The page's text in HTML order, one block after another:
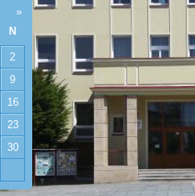
»
N
2
9
16
23
30